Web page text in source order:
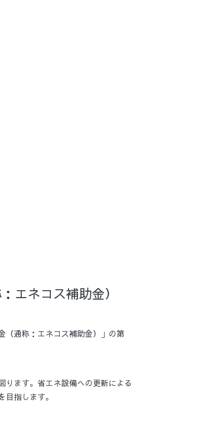
エネコス補助金）
（通称：エネコス補助金）」の第
ます。省エネ設備への更新による
指します。